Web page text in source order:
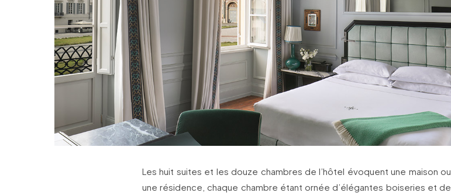
Les huit suites et les douze chambres de l’hôtel évoquent une maison ou
une résidence, chaque chambre étant ornée d’élégantes boiseries et de